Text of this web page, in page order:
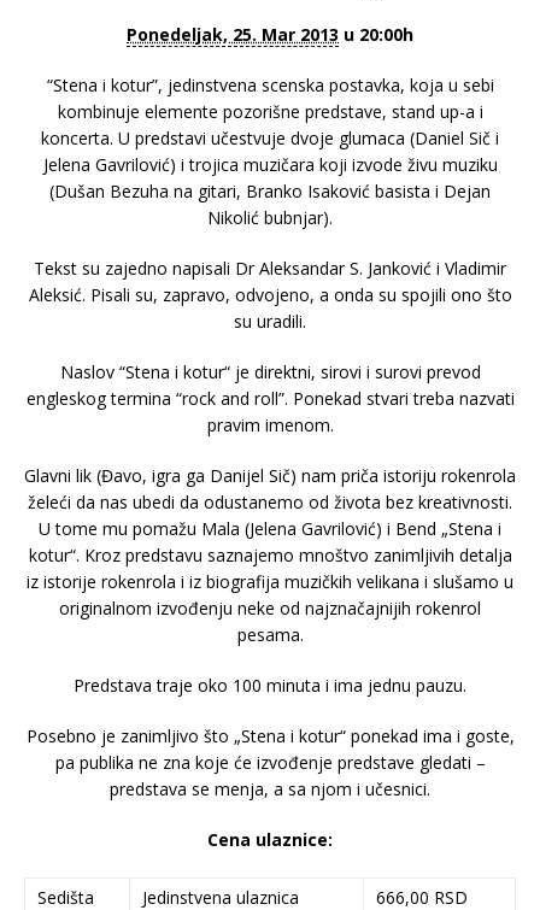
Ponedeljak, 25. Mar 2013 u 20:00h
“Stena i kotur”, jedinstvena scenska postavka, koja u sebi
kombinuje elemente pozorišne predstave, stand up-a i
koncerta. U predstavi učestvuje dvoje glumaca (Daniel Sič i
Jelena Gavrilović) i trojica muzičara koji izvode živu muziku
(Dušan Bezuha na gitari, Branko Isaković basista i Dejan
Nikolić bubnjar).
Tekst su zajedno napisali Dr Aleksandar S. Janković i Vladimir
Aleksić. Pisali su, zapravo, odvojeno, a onda su spojili ono što
su uradili.
Naslov “Stena i kotur“ je direktni, sirovi i surovi prevod
engleskog termina “rock and roll”. Ponekad stvari treba nazvati
pravim imenom.
Glavni lik (Đavo, igra ga Danijel Sič) nam priča istoriju rokenrola
želeći da nas ubedi da odustanemo od života bez kreativnosti.
U tome mu pomažu Mala (Jelena Gavrilović) i Bend „Stena i
kotur“. Kroz predstavu saznajemo mnoštvo zanimljivih detalja
iz istorije rokenrola i iz biografija muzičkih velikana i slušamo u
originalnom izvođenju neke od najznačajnijih rokenrol
pesama.
Predstava traje oko 100 minuta i ima jednu pauzu.
Posebno je zanimljivo što „Stena i kotur“ ponekad ima i goste,
pa publika ne zna koje će izvođenje predstave gledati –
predstava se menja, a sa njom i učesnici.
Cena ulaznice:
Sedišta Jedinstvena ulaznica 666,00 RSD